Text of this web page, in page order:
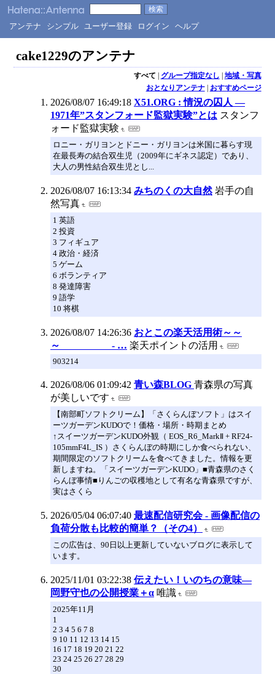
アンテナ シンプル ユーザー登録 ログイン ヘルプ
cake1229のアンテナ
すべて | グループ指定なし | 地域・写真
おとなりアンテナ| おすすめページ
2026/08/07 16:49:18 X51.ORG : 情況の囚人 ―
1971年”スタンフォード監獄実験”とは スタンフ
ォード監獄実験
ロニー・ガリヨンとドニー・ガリヨンは米国に暮らす現
在最長寿の結合双生児（2009年にギネス認定）であり、
大人の男性結合双生児とし...
2026/08/07 16:13:34 みちのくの大自然 岩手の自
然写真
1 英語
2 投資
3 フィギュア
4 政治・経済
5 ゲーム
6 ボランティア
8 発達障害
9 語学
10 将棋
2026/08/07 14:26:36 おとこの楽天活用術～～
～ - … 楽天ポイントの活用
903214
2026/08/06 01:09:42 青い森BLOG 青森県の写真
が美しいです
【南部町ソフトクリーム】「さくらんぼソフト」はスイ
ーツガーデンKUDOで！価格・場所・時期まとめ
↑スイーツガーデンKUDO外観（ EOS_R6_MarkⅡ + RF24-
105mmF4L_IS ）さくらんぼの時期にしか食べられない、
期間限定のソフトクリームを食べてきました。情報を更
新しますね。「スイーツガーデンKUDO」■青森県のさく
らんぼ事情■りんごの収穫地として有名な青森県ですが、
実はさくら
2026/05/04 06:07:40 最速配信研究会 - 画像配信の
負荷分散も比較的簡単？（その4）
この広告は、90日以上更新していないブログに表示して
います。
2025/11/01 03:22:38 伝えたい！いのちの意味―
岡野守也の公開授業＋α 唯識
2025年11月
1
2 3 4 5 6 7 8
9 10 11 12 13 14 15
16 17 18 19 20 21 22
23 24 25 26 27 28 29
30